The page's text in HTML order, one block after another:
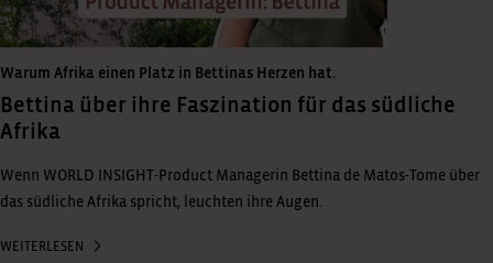
Warum Afrika einen Platz in Bettinas Herzen hat.
Bettina über ihre Faszination für das südliche
Afrika
Wenn WORLD INSIGHT-Product Managerin Bettina de Matos-Tome über
das südliche Afrika spricht, leuchten ihre Augen.
WEITERLESEN